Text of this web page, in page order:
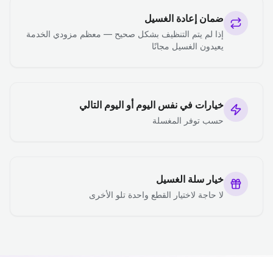
ضمان إعادة الغسيل
إذا لم يتم التنظيف بشكل صحيح — معظم مزودي الخدمة
يعيدون الغسيل مجانًا
خيارات في نفس اليوم أو اليوم التالي
حسب توفر المغسلة
خيار سلة الغسيل
لا حاجة لاختيار القطع واحدة تلو الأخرى